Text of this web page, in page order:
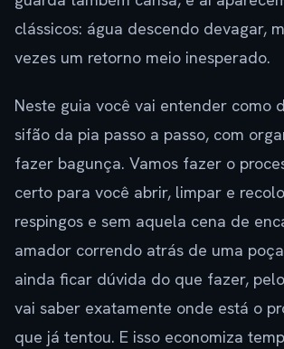
clássicos: água descendo devagar,
vezes um retorno meio inesperado.
Neste guia você vai entender como
sifão da pia passo a passo, com
fazer bagunça. Vamos fazer o
certo para você abrir, limpar e
respingos e sem aquela cena de
amador correndo atrás de uma
ainda ficar dúvida do que fazer,
vai saber exatamente onde está o
que já tentou. E isso economiza